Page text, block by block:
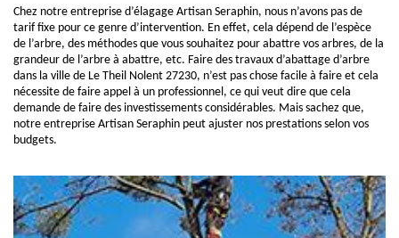
Chez notre entreprise d’élagage Artisan Seraphin, nous n’avons pas de
tarif fixe pour ce genre d’intervention. En effet, cela dépend de l’espèce
de l’arbre, des méthodes que vous souhaitez pour abattre vos arbres, de la
grandeur de l’arbre à abattre, etc. Faire des travaux d’abattage d’arbre
dans la ville de Le Theil Nolent 27230, n’est pas chose facile à faire et cela
nécessite de faire appel à un professionnel, ce qui veut dire que cela
demande de faire des investissements considérables. Mais sachez que,
notre entreprise Artisan Seraphin peut ajuster nos prestations selon vos
budgets.